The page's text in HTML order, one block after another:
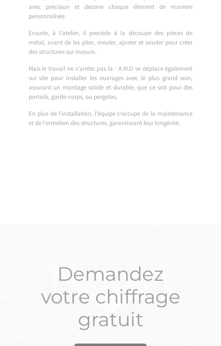
avec précision et dessine chaque élément de manière
personnalisée.
Ensuite, à l’atelier, il procède à la découpe des pièces de
métal, avant de les plier, meuler, ajuster et souder pour créer
des structures sur mesure.
Mais le travail ne s’arrête pas là : A.M.D se déplace également
sur site pour installer les ouvrages avec le plus grand soin,
assurant un montage solide et durable, que ce soit pour des
portails, garde-corps, ou pergolas.
En plus de l’installation, l’équipe s’occupe de la maintenance
et de l’entretien des structures, garantissant leur longévité.
Demandez
votre chiffrage
gratuit